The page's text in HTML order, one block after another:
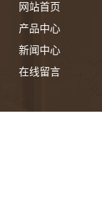
网站首页
产品中心
新闻中心
在线留言